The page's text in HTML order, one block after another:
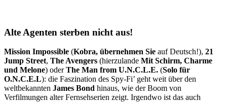
Alte Agenten sterben nicht aus!
Mission Impossible (Kobra, übernehmen Sie auf Deutsch!), 21
Jump Street, The Avengers (hierzulande Mit Schirm, Charme
und Melone) oderThe Man from U.N.C.L.E. (Solo für
O.N.C.E.L): die Faszination des Spy-Fi’ geht weit über den
weltbekannten James Bond hinaus, wie der Boom von
Verfilmungen alter Fernsehserien zeigt. Irgendwo ist das auch